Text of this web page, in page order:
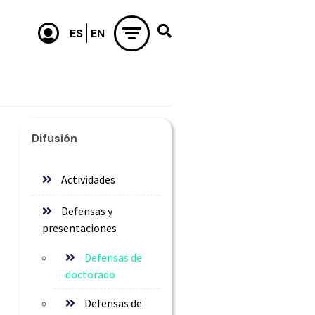
Difusión
Actividades
Defensas y
presentaciones
Defensas de
doctorado
Defensas de